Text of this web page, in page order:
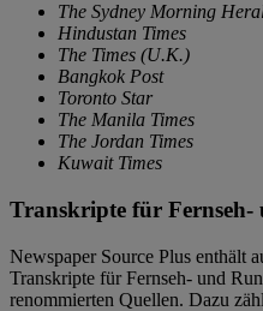
The Sydney Morning
Hindustan Times
The Times (U.K.)
Bangkok Post
Toronto Star
The Manila Times
The Jordan Times
Kuwait Times
Transkripte für
Newspaper Source Plus enthält
Transkripte für Fernseh- und
renommierten Quellen. Dazu